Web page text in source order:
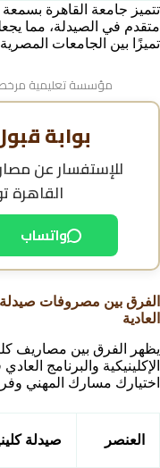
تتميز جامعة القاهرة
متقدم في الصيدلة، مما
تميزًا بين الجامعات
مؤسسة تعليمية
بوابة
للإستفسار عن
القاهرة
واتساب
الفرق بين مصروفات صيدلة
العادية
يظهر الفرق بين مصاريف
الإكلينيكية والبرنامج
اختيارك مسارك المهني
العنصر صيدلة